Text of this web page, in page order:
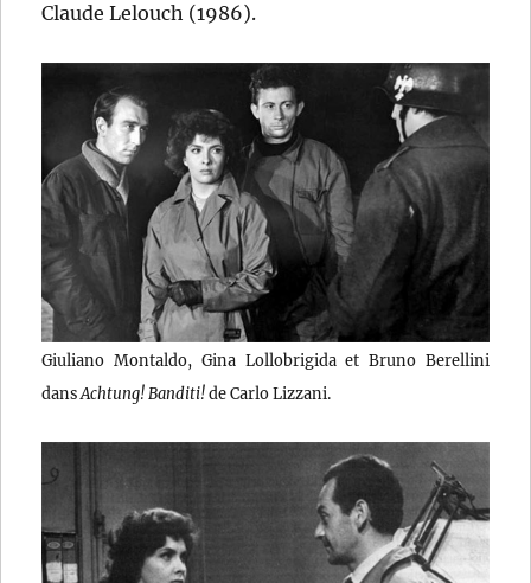
Claude Lelouch (1986).
Giuliano Montaldo, Gina Lollobrigida et Bruno Berellini
dansAchtung! Banditi!de Carlo Lizzani.